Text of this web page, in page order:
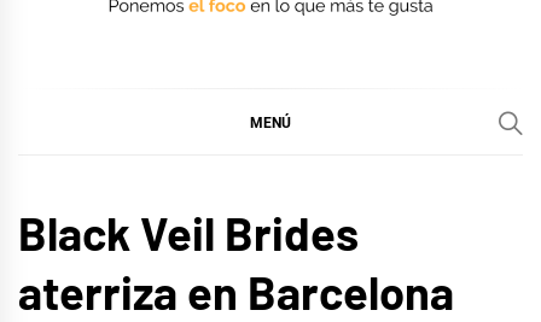
MENÚ
Black Veil Brides
aterriza en Barcelona